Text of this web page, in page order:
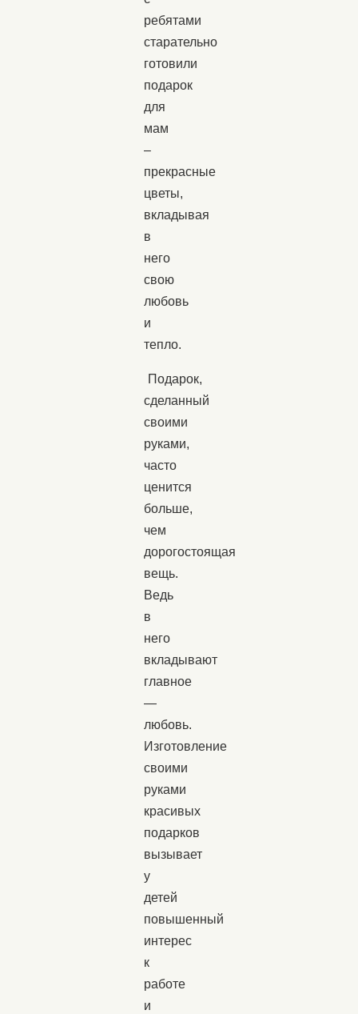
ребятами
старательно
готовили
подарок
для
мам
–
прекрасные
цветы,
вкладывая
в
него
свою
любовь
и
тепло.
Подарок,
сделанный
своими
руками,
часто
ценится
больше,
чем
дорогостоящая
вещь.
Ведь
в
него
вкладывают
главное
—
любовь.
Изготовление
своими
руками
красивых
подарков
вызывает
у
детей
повышенный
интерес
к
работе
и